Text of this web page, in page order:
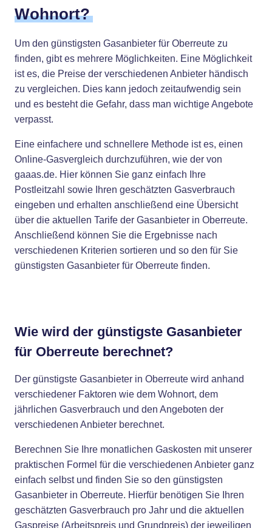
Wohnort?
Um den günstigsten Gasanbieter für Oberreute zu
finden, gibt es mehrere Möglichkeiten. Eine Möglichkeit
ist es, die Preise der verschiedenen Anbieter händisch
zu vergleichen. Dies kann jedoch zeitaufwendig sein
und es besteht die Gefahr, dass man wichtige Angebote
verpasst.
Eine einfachere und schnellere Methode ist es, einen
Online-Gasvergleich durchzuführen, wie der von
gaaas.de. Hier können Sie ganz einfach Ihre
Postleitzahl sowie Ihren geschätzten Gasverbrauch
eingeben und erhalten anschließend eine Übersicht
über die aktuellen Tarife der Gasanbieter in Oberreute.
Anschließend können Sie die Ergebnisse nach
verschiedenen Kriterien sortieren und so den für Sie
günstigsten Gasanbieter für Oberreute finden.
Wie wird der günstigste Gasanbieter
für Oberreute berechnet?
Der günstigste Gasanbieter in Oberreute wird anhand
verschiedener Faktoren wie dem Wohnort, dem
jährlichen Gasverbrauch und den Angeboten der
verschiedenen Anbieter berechnet.
Berechnen Sie Ihre monatlichen Gaskosten mit unserer
praktischen Formel für die verschiedenen Anbieter ganz
einfach selbst und finden Sie so den günstigsten
Gasanbieter in Oberreute. Hierfür benötigen Sie Ihren
geschätzten Gasverbrauch pro Jahr und die aktuellen
Gaspreise (Arbeitspreis und Grundpreis) der jeweiligen